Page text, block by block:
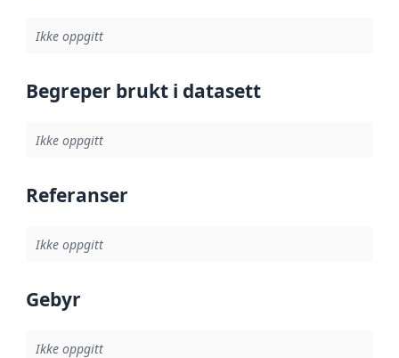
Ikke oppgitt
Begreper brukt i datasett
Ikke oppgitt
Referanser
Ikke oppgitt
Gebyr
Ikke oppgitt